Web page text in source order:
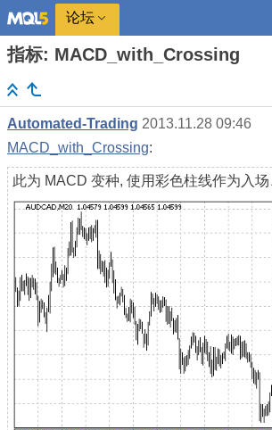
论坛
指标: MACD_with_Crossing
Automated-Trading 2013.11.28 09:46
MACD_with_Crossing:
此为 MACD 变种, 使用彩色柱线作为入